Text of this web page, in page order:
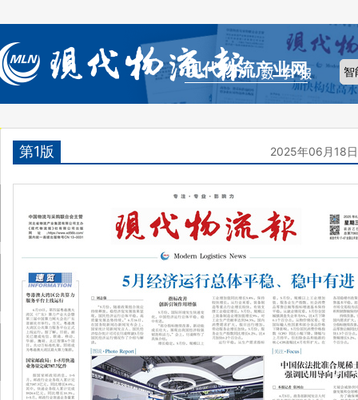
现代物流产业网
第1版 2025年06月18